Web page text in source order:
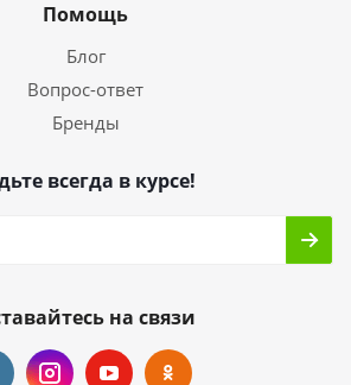
Помощь
Блог
Вопрос-ответ
Бренды
всегда в курсе!
на связи